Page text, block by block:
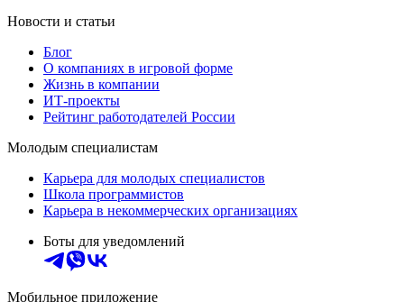
Новости и статьи
Блог
О компаниях в игровой форме
Жизнь в компании
ИТ-проекты
Рейтинг работодателей России
Молодым специалистам
Карьера для молодых специалистов
Школа программистов
Карьера в некоммерческих организациях
Боты для уведомлений
Мобильное приложение